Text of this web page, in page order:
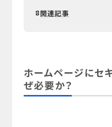
8関連記事
ホームページにセ
ぜ必要か？